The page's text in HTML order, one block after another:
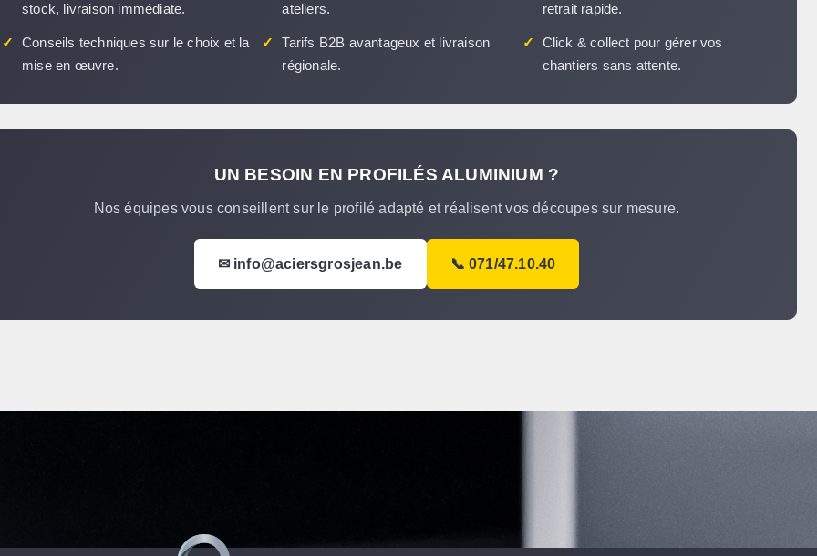
stock, livraison immédiate.
ateliers.
retrait rapide.
✓
Conseils techniques sur le choix et la
mise en œuvre.
✓
Tarifs B2B avantageux et livraison
régionale.
✓
Click & collect pour gérer vos
chantiers sans attente.
UN BESOIN EN PROFILÉS ALUMINIUM ?
Nos équipes vous conseillent sur le profilé adapté et réalisent vos découpes sur mesure.
✉ info@aciersgrosjean.be 📞 071/47.10.40